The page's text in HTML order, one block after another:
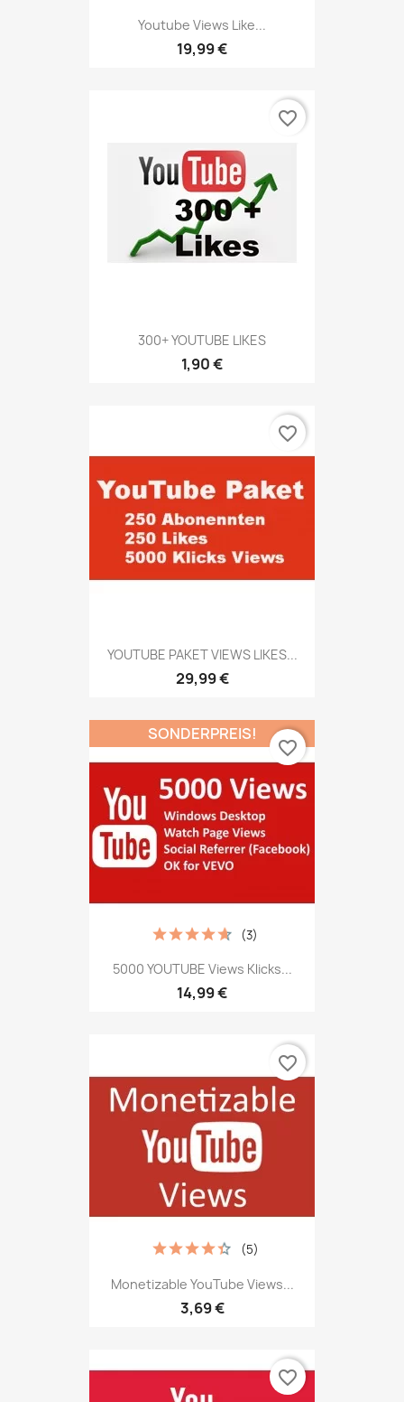
Youtube Views Like...
19,99 €
300+ YOUTUBE LIKES
1,90 €
favorite_border
YOUTUBE PAKET VIEWS LIKES...
29,99 €
favorite_border
5000 YOUTUBE Views Klicks...
14,99 €
(3)
SONDERPREIS!
favorite_border
Monetizable YouTube Views...
3,69 €
(5)
favorite_border
favorite_border